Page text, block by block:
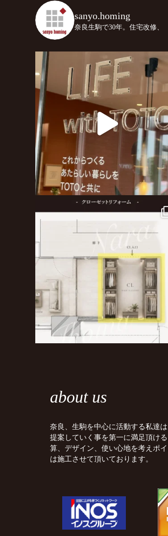
sanyo.homing
奈良生駒で30年。住宅改修、
about us
奈良、生駒を中心に活動する私達
提案していく事を第一に満足頂け
算、デザイン、使い心地を考えポ
は施工させて頂いております。